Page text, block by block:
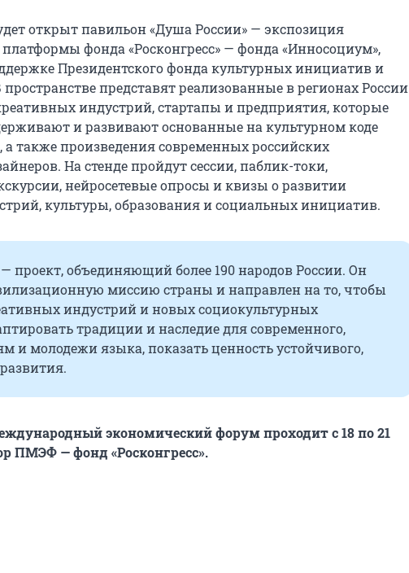
открыт павильон «Душа России» — экспозиция
фонда «Росконгресс» — фонда «Инносоциум»,
Президентского фонда культурных инициатив и
представят реализованные в регионах России
индустрий, стартапы и предприятия, которые
и развивают основанные на культурном коде
а также произведения современных российских
На стенде пройдут сессии, паблик-токи,
нейросетевые опросы и квизы о развитии
культуры, образования и социальных инициатив.
проект, объединяющий более 190 народов России. Он
миссию страны и направлен на то, чтобы
индустрий и новых социокультурных
традиции и наследие для современного,
и молодежи языка, показать ценность устойчивого,
экономический форум проходит с 18 по 21
ПМЭФ — фонд «Росконгресс».